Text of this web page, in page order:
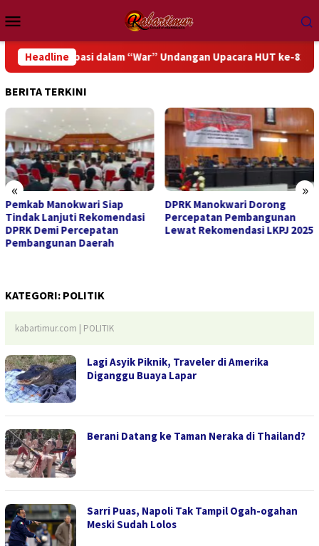
ke
kontenMobile
Headline
dalam “War” Undangan Upacara HUT ke-81
BERITA TERKINI
« »
Pemkab Manokwari Siap
Tindak Lanjuti Rekomendasi
DPRK Demi Percepatan
Pembangunan Daerah
DPRK Manokwari Dorong
Percepatan Pembangunan
Lewat Rekomendasi LKPJ 2025
KATEGORI: POLITIK
kabartimur.com | POLITIK
Lagi Asyik Piknik, Traveler di Amerika
Diganggu Buaya Lapar
Berani Datang ke Taman Neraka di Thailand?
Sarri Puas, Napoli Tak Tampil Ogah-ogahan
Meski Sudah Lolos